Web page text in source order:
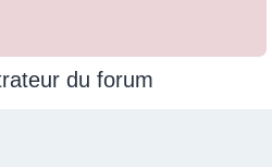
du forum